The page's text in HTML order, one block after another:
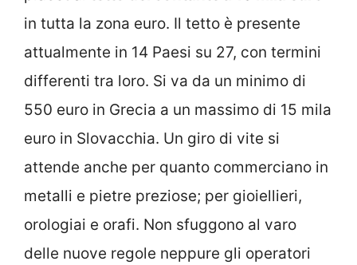
in tutta la zona euro. Il tetto è presente
attualmente in 14 Paesi su 27, con termini
differenti tra loro. Si va da un minimo di
550 euro in Grecia a un massimo di 15 mila
euro in Slovacchia. Un giro di vite si
attende anche per quanto commerciano in
metalli e pietre preziose; per gioiellieri,
orologiai e orafi. Non sfuggono al varo
delle nuove regole neppure gli operatori